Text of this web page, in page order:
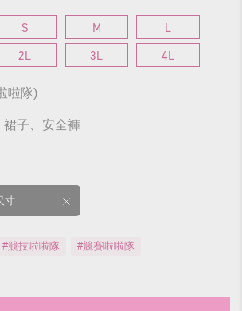
S M
L
2L 3L 4L
啦隊)
裙子、安全褲
寸
#競技啦啦隊
#競賽啦啦隊